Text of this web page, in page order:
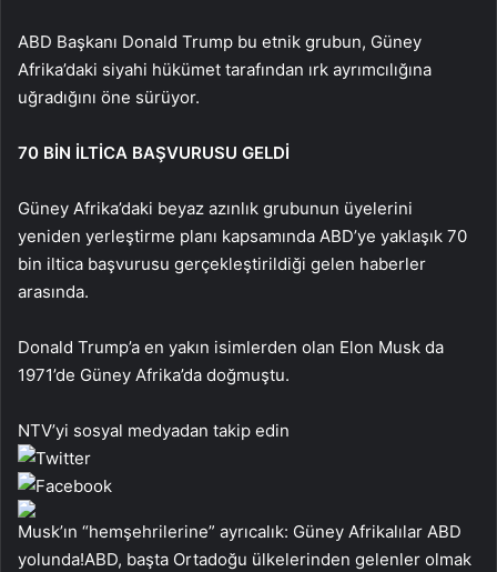
ABD Başkanı Donald Trump bu etnik grubun, Güney
Afrika’daki siyahi hükümet tarafından ırk ayrımcılığına
uğradığını öne sürüyor.
70 BİN İLTİCA BAŞVURUSU GELDİ
Güney Afrika’daki beyaz azınlık grubunun üyelerini
yeniden yerleştirme planı kapsamında ABD’ye yaklaşık 70
bin iltica başvurusu gerçekleştirildiği gelen haberler
arasında.
Donald Trump’a en yakın isimlerden olan Elon Musk da
1971’de Güney Afrika’da doğmuştu.
NTV’yi sosyal medyadan takip edin
Musk’ın “hemşehrilerine” ayrıcalık: Güney Afrikalılar ABD
yolunda!ABD, başta Ortadoğu ülkelerinden gelenler olmak